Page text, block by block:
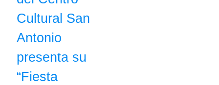
Cultural San
Antonio
presenta su
“Fiesta